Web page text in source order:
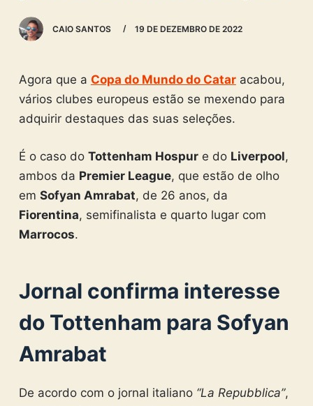
CAIO SANTOS 19 DE DEZEMBRO DE 2022
Agora que a Copa do Mundo do Cataracabou,
vários clubes europeus estão se mexendo para
adquirir destaques das suas seleções.
É o caso do Tottenham Hospure do Liverpool,
ambos da Premier League, que estão de olho
em Sofyan Amrabat, de 26 anos, da
Fiorentina, semifinalista e quarto lugar com
Marrocos.
Jornal confirma interesse
do Tottenham para Sofyan
Amrabat
De acordo com o jornal italiano “La Repubblica”,